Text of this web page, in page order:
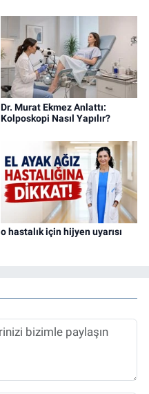
Dr. Murat Ekmez Anlattı:
Kolposkopi Nasıl Yapılır?
o hastalık için hijyen uyarısı